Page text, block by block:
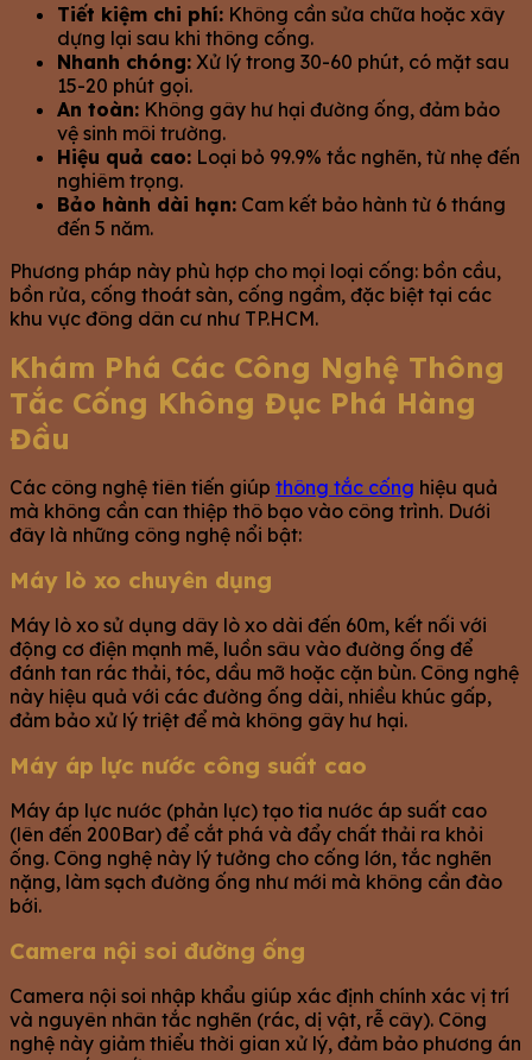
Tiết kiệm chi phí: Không cần sửa chữa hoặc xây
dựng lại sau khi thông cống.
Nhanh chóng: Xử lý trong 30-60 phút, có mặt sau
15-20 phút gọi.
An toàn: Không gây hư hại đường ống, đảm bảo
vệ sinh môi trường.
Hiệu quả cao: Loại bỏ 99.9% tắc nghẽn, từ nhẹ đến
nghiêm trọng.
Bảo hành dài hạn: Cam kết bảo hành từ 6 tháng
đến 5 năm.
Phương pháp này phù hợp cho mọi loại cống: bồn cầu,
bồn rửa, cống thoát sàn, cống ngầm, đặc biệt tại các
khu vực đông dân cư như TP.HCM.
Khám Phá Các Công Nghệ Thông
Tắc Cống Không Đục Phá Hàng
Đầu
Các công nghệ tiên tiến giúp thông tắc cống hiệu quả
mà không cần can thiệp thô bạo vào công trình. Dưới
đây là những công nghệ nổi bật:
Máy lò xo chuyên dụng
Máy lò xo sử dụng dây lò xo dài đến 60m, kết nối với
động cơ điện mạnh mẽ, luồn sâu vào đường ống để
đánh tan rác thải, tóc, dầu mỡ hoặc cặn bùn. Công nghệ
này hiệu quả với các đường ống dài, nhiều khúc gấp,
đảm bảo xử lý triệt để mà không gây hư hại.
Máy áp lực nước công suất cao
Máy áp lực nước (phản lực) tạo tia nước áp suất cao
(lên đến 200Bar) để cắt phá và đẩy chất thải ra khỏi
ống. Công nghệ này lý tưởng cho cống lớn, tắc nghẽn
nặng, làm sạch đường ống như mới mà không cần đào
bới.
Camera nội soi đường ống
Camera nội soi nhập khẩu giúp xác định chính xác vị trí
và nguyên nhân tắc nghẽn (rác, dị vật, rễ cây). Công
nghệ này giảm thiểu thời gian xử lý, đảm bảo phương án